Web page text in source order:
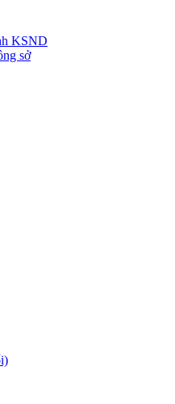
KSND
sở